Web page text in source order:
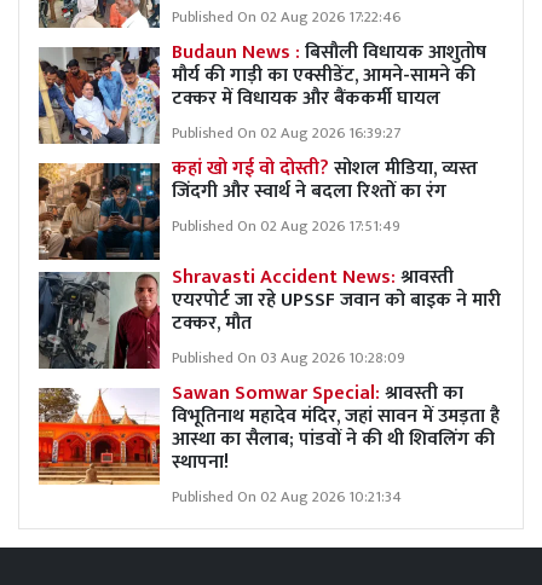
Published On 02 Aug 2026 17:22:46
Budaun News :बिसौली विधायक आशुतोष
मौर्य की गाड़ी का एक्सीडेंट, आमने-सामने की
टक्कर में विधायक और बैंककर्मी घायल
Published On 02 Aug 2026 16:39:27
कहां खो गई वो दोस्ती?सोशल मीडिया, व्यस्त
जिंदगी और स्वार्थ ने बदला रिश्तों का रंग
Published On 02 Aug 2026 17:51:49
Shravasti Accident News:श्रावस्ती
एयरपोर्ट जा रहे UPSSF जवान को बाइक ने मारी
टक्कर, मौत
Published On 03 Aug 2026 10:28:09
Sawan Somwar Special:श्रावस्ती का
विभूतिनाथ महादेव मंदिर, जहां सावन में उमड़ता है
आस्था का सैलाब; पांडवों ने की थी शिवलिंग की
स्थापना!
Published On 02 Aug 2026 10:21:34